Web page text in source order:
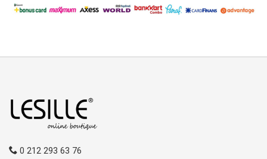
0 212 293 63 76